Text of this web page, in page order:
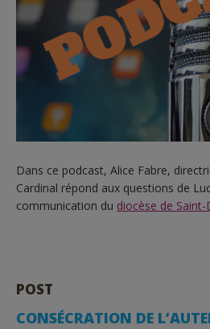
Dans ce podcast, Alice Fabre,
Cardinal répond aux questions de
communication du diocèse de Saint-
POST
CONSÉCRATION DE